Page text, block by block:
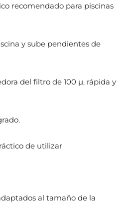
recomendado para piscinas
y sube pendientes de
del filtro de 100 µ, rápida y
de utilizar
al tamaño de la